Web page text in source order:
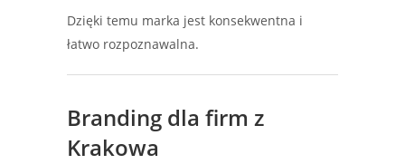
Dzięki temu marka jest konsekwentna i
łatwo rozpoznawalna.
Branding dla firm z
Krakowa